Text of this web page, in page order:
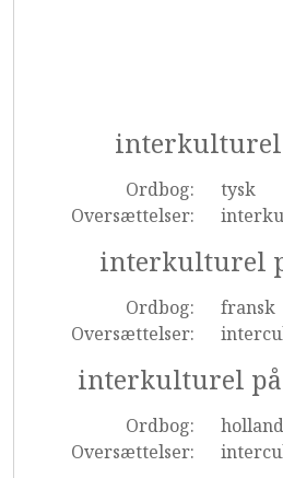
interkulturel
Ordbog:
tysk
Oversættelser:
interkulturel
Ordbog:
fransk
Oversættelser:
interkulturel
Ordbog:
Oversættelser: